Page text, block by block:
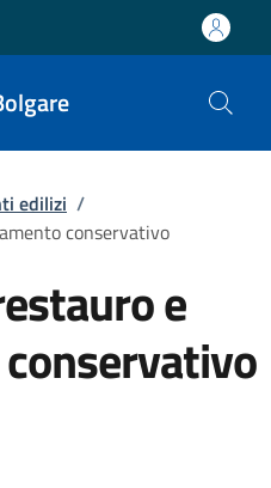
edilizi /
conservativo
e